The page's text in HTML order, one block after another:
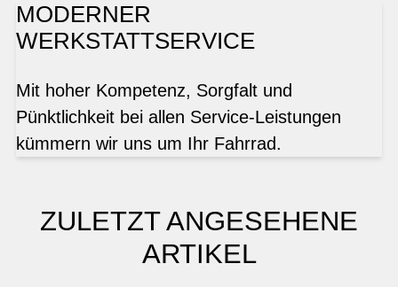
MODERNER
WERKSTATTSERVICE
Mit hoher Kompetenz, Sorgfalt und
Pünktlichkeit bei allen Service-Leistungen
kümmern wir uns um Ihr Fahrrad.
ZULETZT ANGESEHENE
ARTIKEL